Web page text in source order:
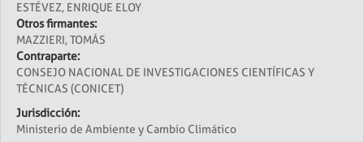
ESTÉVEZ, ENRIQUE ELOY
Otros firmantes:
MAZZIERI, TOMÁS
Contraparte:
CONSEJO NACIONAL DE INVESTIGACIONES CIENTÍFICAS Y
TÉCNICAS (CONICET)
Jurisdicción:
Ministerio de Ambiente y Cambio Climático